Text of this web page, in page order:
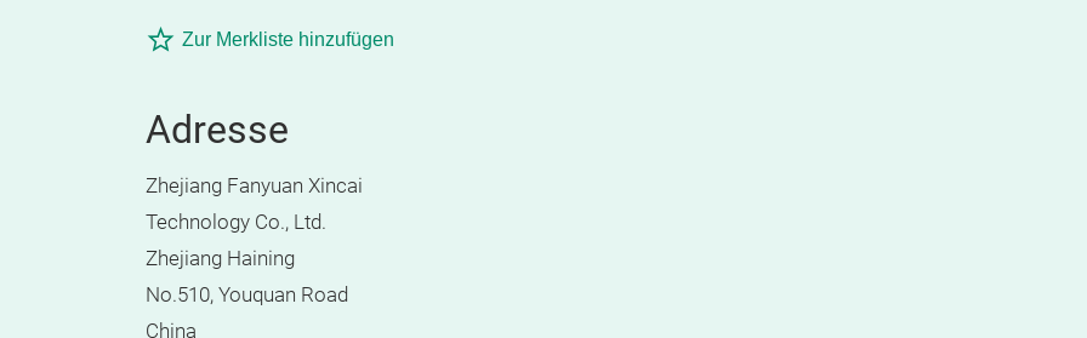
Zur Merkliste hinzufügen
Adresse
Zhejiang Fanyuan Xincai
Technology Co., Ltd.
Zhejiang Haining
No.510, Youquan Road
China